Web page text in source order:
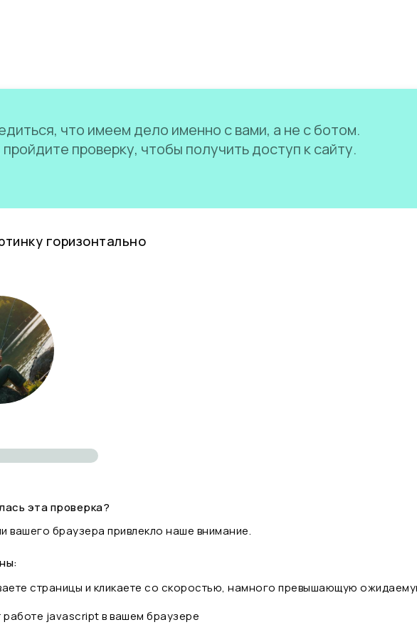
что имеем дело именно с вами, а не с ботом.
проверку, чтобы получить доступ к сайту.
горизонтально
эта проверка?
вашего браузера привлекло наше внимание.
страницы и кликаете со скоростью, намного превышающую
javascript в вашем браузере